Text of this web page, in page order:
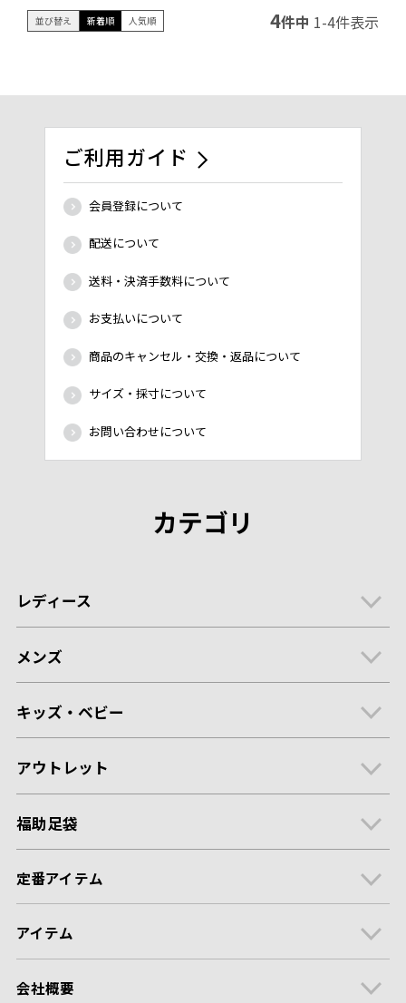
並び替え 新着順 人気順 4件中 1-4件表示
ご利用ガイド
会員登録について
配送について
送料・決済手数料について
お支払いについて
商品のキャンセル・交換・返品について
サイズ・採寸について
お問い合わせについて
カテゴリ
レディース
メンズ
キッズ・ベビー
アウトレット
福助足袋
定番アイテム
アイテム
会社概要